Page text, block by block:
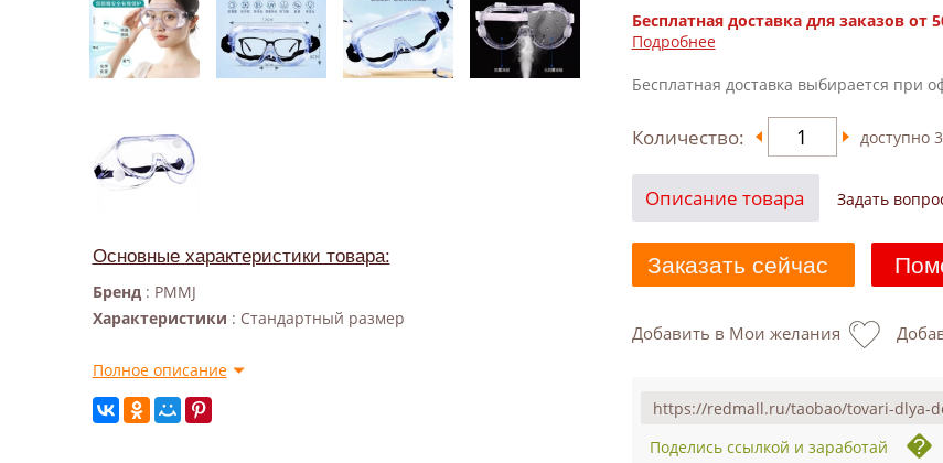
Основные характеристики товара:
Бренд : PMMJ
Характеристики : Стандартный размер
Полное описание
Бесплатная доставка для заказов от
Подробнее
Бесплатная доставка выбирается при
Количество: доступно
Описание товара Задать
Заказать сейчас
Добавить в Мои желания
Поделись ссылкой и заработай